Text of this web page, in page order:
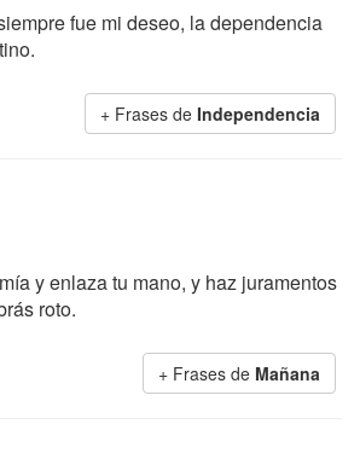
fue mi deseo, la dependencia
+ Frases de Independencia
y enlaza tu mano, y haz juramentos
roto.
+ Frases de Mañana